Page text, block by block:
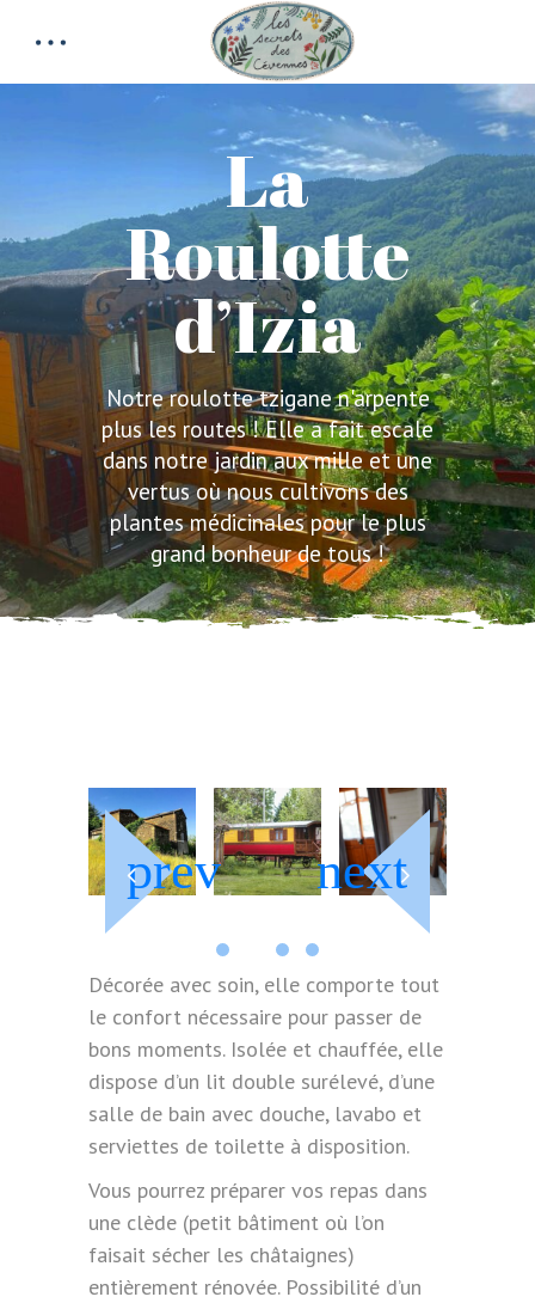
La
Roulotte
d’Izia
Notre roulotte tzigane n'arpente
plus les routes ! Elle a fait escale
dans notre jardin aux mille et une
vertus où nous cultivons des
plantes médicinales pour le plus
grand bonheur de tous !
Décorée avec soin, elle comporte tout
le confort nécessaire pour passer de
bons moments. Isolée et chauffée, elle
dispose d’un lit double surélevé, d’une
salle de bain avec douche, lavabo et
serviettes de toilette à disposition.
Vous pourrez préparer vos repas dans
une clède (petit bâtiment où l’on
faisait sécher les châtaignes)
entièrement rénovée. Possibilité d’un